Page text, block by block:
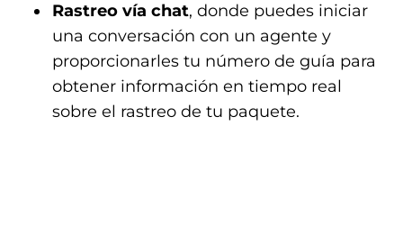
Rastreo vía chat, donde puedes iniciar
una conversación con un agente y
proporcionarles tu número de guía para
obtener información en tiempo real
sobre el rastreo de tu paquete.